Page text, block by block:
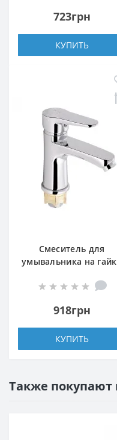
723грн
КУПИТЬ
Смеситель для
умывальника на
001 00
918грн
КУПИТЬ
Также покупают